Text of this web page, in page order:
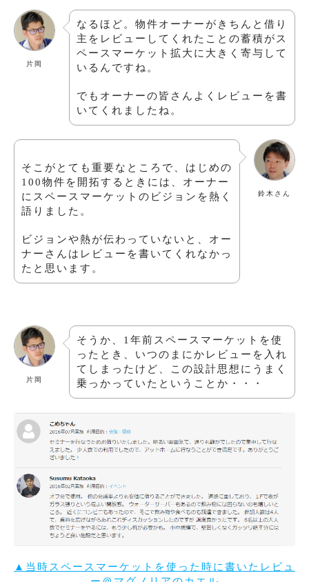
片岡
なるほど。物件オーナーがきちんと借り
主をレビューしてくれたことの蓄積がス
ペースマーケット拡大に大きく寄与して
いるんですね。
でもオーナーの皆さんよくレビューを書
いてくれましたね。
鈴木さん
そこがとても重要なところで、はじめの
100物件を開拓するときには、オーナー
にスペースマーケットのビジョンを熱く
語りました。
ビジョンや熱が伝わっていないと、オー
ナーさんはレビューを書いてくれなかっ
たと思います。
片岡
そうか、1年前スペースマーケットを使
ったとき、いつのまにかレビューを入れ
てしまったけど、この設計思想にうまく
乗っかっていたということか・・・
▲当時スペースマーケットを使った時に書いたレビュ